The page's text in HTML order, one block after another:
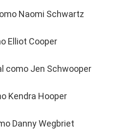
Naomi Schwartz
Elliot Cooper
como Jen Schwooper
Kendra Hooper
Danny Wegbriet